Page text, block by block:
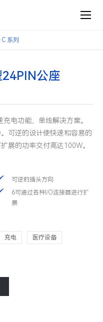
C 系列
公座
电功能，单线解决方案。
可逆的设计使快速和容易的
展的功率交付高达100W。
可逆的插头方向
6可通过各种I/O连接器进行扩
展
充电 医疗设备